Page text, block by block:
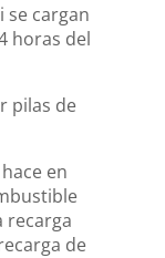
se cargan
horas del
pilas de
en
recarga
de